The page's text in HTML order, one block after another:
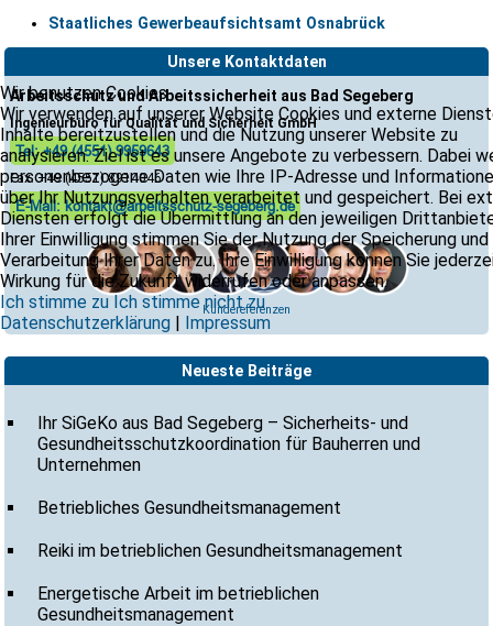
Staatliches Gewerbeaufsichtsamt Osnabrück
Unsere Kontaktdaten
Arbeitsschutz und Arbeitssicherheit aus Bad Segeberg
Ingenieurbüro für Qualität und Sicherheit GmbH
Tel: +49 (4551) 9959643
Fax: +49 (4551) 8914046
E-Mail: kontakt@arbeitsschutz-segeberg.de
Kundereferenzen
Neueste Beiträge
Ihr SiGeKo aus Bad Segeberg – Sicherheits- und
Gesundheitsschutzkoordination für Bauherren und
Unternehmen
Betriebliches Gesundheitsmanagement
Reiki im betrieblichen Gesundheitsmanagement
Energetische Arbeit im betrieblichen
Gesundheitsmanagement
Wir benutzen Cookies
Wir verwenden auf unserer Website Cookies und externe
Inhalte bereitzustellen und die Nutzung unserer Website zu
analysieren. Ziel ist es unsere Angebote zu verbessern. Dabei
personenbezogene Daten wie Ihre IP-Adresse und
über Ihr Nutzungsverhalten verarbeitet und gespeichert. Bei
Diensten erfolgt die Übermittlung an den jeweiligen
Ihrer Einwilligung stimmen Sie der Nutzung der Speicherung und
Verarbeitung Ihrer Daten zu. Ihre Einwilligung können Sie
Wirkung für die Zukunft widerrufen oder anpassen.
Ich stimme zu Ich stimme nicht zu
Datenschutzerklärung | Impressum